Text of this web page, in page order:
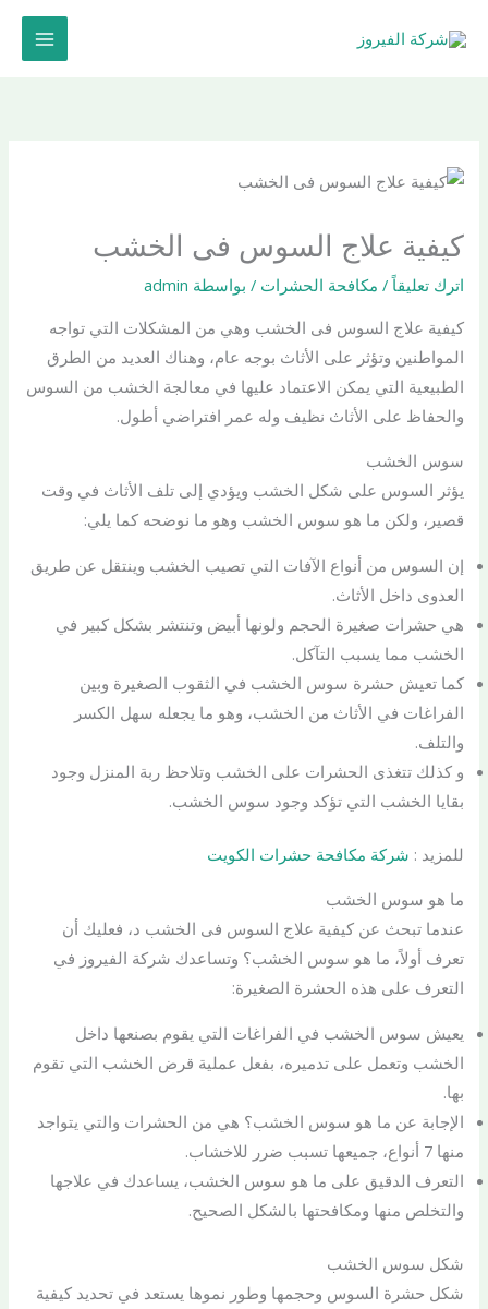
إلى
كيفية علاج السوس فى الخشب
اترك تعليقاً / مكافحة الحشرات / بواسطة admin
كيفية علاج السوس فى الخشب وهي من المشكلات التي تواجه
المواطنين وتؤثر على الأثاث بوجه عام، وهناك العديد من الطرق
الطبيعية التي يمكن الاعتماد عليها في معالجة الخشب من السوس
والحفاظ على الأثاث نظيف وله عمر افتراضي أطول.
سوس الخشب
يؤثر السوس على شكل الخشب ويؤدي إلى تلف الأثاث في وقت
قصير، ولكن ما هو سوس الخشب وهو ما نوضحه كما يلي:
إن السوس من أنواع الآفات التي تصيب الخشب وينتقل عن طريق
العدوى داخل الأثاث.
هي حشرات صغيرة الحجم ولونها أبيض وتنتشر بشكل كبير في
الخشب مما يسبب التآكل.
كما تعيش حشرة سوس الخشب في الثقوب الصغيرة وبين
الفراغات في الأثاث من الخشب، وهو ما يجعله سهل الكسر
والتلف.
و كذلك تتغذى الحشرات على الخشب وتلاحظ ربة المنزل وجود
بقايا الخشب التي تؤكد وجود سوس الخشب.
للمزيد : شركة مكافحة حشرات الكويت
ما هو سوس الخشب
عندما تبحث عن كيفية علاج السوس فى الخشب د، فعليك أن
تعرف أولاً، ما هو سوس الخشب؟ وتساعدك شركة الفيروز في
التعرف على هذه الحشرة الصغيرة:
يعيش سوس الخشب في الفراغات التي يقوم بصنعها داخل
الخشب وتعمل على تدميره، بفعل عملية قرض الخشب التي تقوم
بها.
الإجابة عن ما هو سوس الخشب؟ هي من الحشرات والتي يتواجد
منها 7 أنواع، جميعها تسبب ضرر للاخشاب.
التعرف الدقيق على ما هو سوس الخشب، يساعدك في علاجها
والتخلص منها ومكافحتها بالشكل الصحيح.
شكل سوس الخشب
شكل حشرة السوس وحجمها وطور نموها يستعد في تحديد كيفية